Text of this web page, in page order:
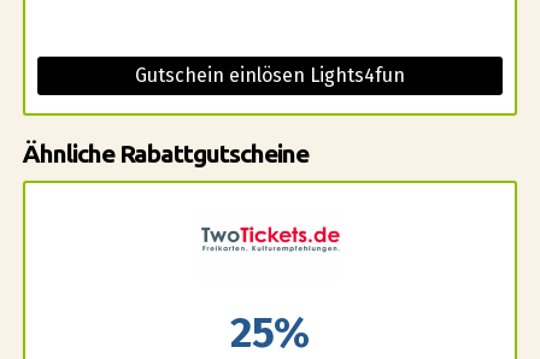
Gutschein einlösen Lights4fun
Ähnliche Rabattgutscheine
25%